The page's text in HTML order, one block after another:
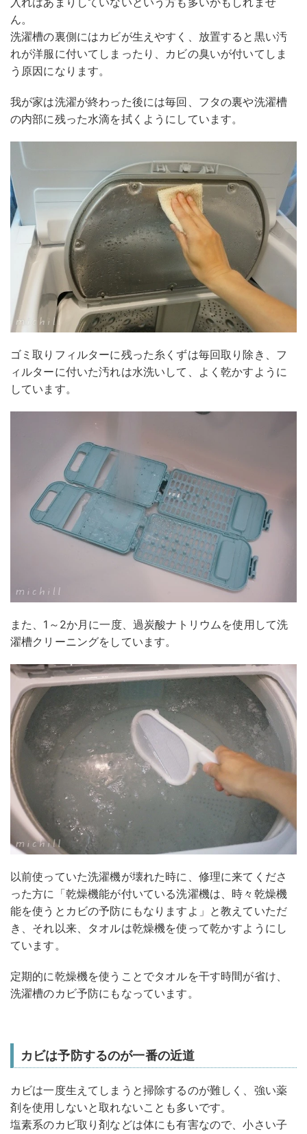
ん。
洗濯槽の裏側にはカビが生えやすく、放置すると黒い汚
れが洋服に付いてしまったり、カビの臭いが付いてしま
う原因になります。
我が家は洗濯が終わった後には毎回、フタの裏や洗濯槽
の内部に残った水滴を拭くようにしています。
ゴミ取りフィルターに残った糸くずは毎回取り除き、フ
ィルターに付いた汚れは水洗いして、よく乾かすように
しています。
また、1～2か月に一度、過炭酸ナトリウムを使用して洗
濯槽クリーニングをしています。
以前使っていた洗濯機が壊れた時に、修理に来てくださ
った方に「乾燥機能が付いている洗濯機は、時々乾燥機
能を使うとカビの予防にもなりますよ」と教えていただ
き、それ以来、タオルは乾燥機を使って乾かすようにし
ています。
定期的に乾燥機を使うことでタオルを干す時間が省け、
洗濯槽のカビ予防にもなっています。
カビは予防するのが一番の近道
カビは一度生えてしまうと掃除するのが難しく、強い薬
剤を使用しないと取れないことも多いです。
塩素系のカビ取り剤などは体にも有害なので、小さい子